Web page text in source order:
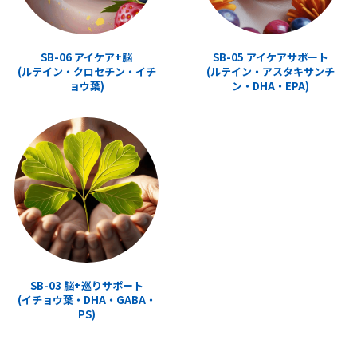
SB-06 アイケア+脳
(ルテイン・クロセチン・イチ
ョウ葉)
SB-05 アイケアサポート
(ルテイン・アスタキサンチ
ン・DHA・EPA)
SB-03 脳+巡りサポート
(イチョウ葉・DHA・GABA・
PS)